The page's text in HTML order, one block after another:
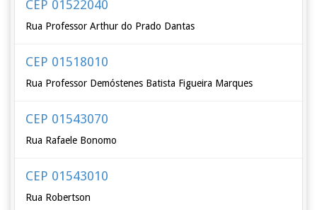
CEP 01522040
Rua Professor Arthur do Prado Dantas
CEP 01518010
Rua Professor Demóstenes Batista Figueira Marques
CEP 01543070
Rua Rafaele Bonomo
CEP 01543010
Rua Robertson